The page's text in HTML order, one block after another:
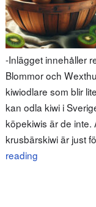
-Inlägget innehåller
Blommor och
kiwiodlare som blir
kan odla kiwi i
köpekiwis är de inte.
krusbärskiwi är just
reading